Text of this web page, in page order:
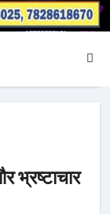
भ्रष्टाचार